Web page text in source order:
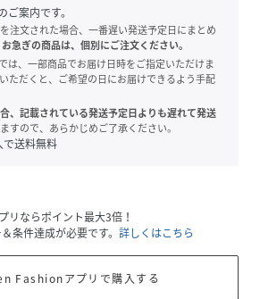
案内です。
注文された場合、一番遅い発送予定日にまとめ
お急ぎの商品は、個別にご注文ください。
、一部商品でお届け日時をご指定いただけま
ただくと、ご希望の日にお届けできるよう手配
、記載されている発送予定日よりも遅れて発送
すので、あらかじめご了承ください。
で送料無料
リならポイント最大3倍！
条件達成が必要です。 詳しくはこちら
Fashionアプリで購入する